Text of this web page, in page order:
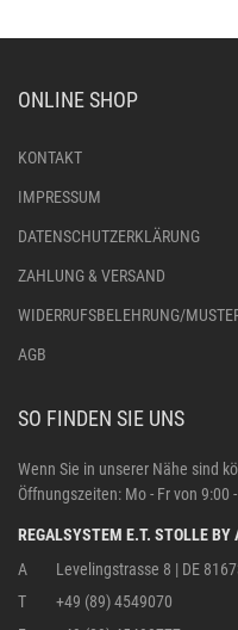
ONLINE SHOP
KONTAKT
IMPRESSUM
DATENSCHUTZERKLÄRUNG
ZAHLUNG & VERSAND
WIDERRUFSBELEHRUNG/
AGB
SO FINDEN SIE UNS
Wenn Sie in unserer Nähe sind
Öffnungszeiten: Mo - Fr von 9:00
REGALSYSTEM E.T. STOLLE BY
A
Levelingstrasse 8 | DE
T
+49 (89) 4549070